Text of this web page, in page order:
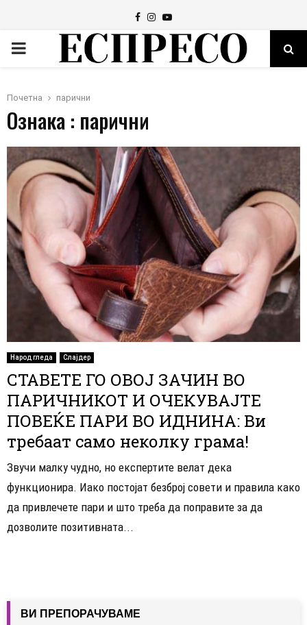
Facebook
Instagram
Youtube
PRIMARY
Почетна парични
Ознака : парични
Народ гледа Слајдер
СТАВЕТЕ ГО ОВОЈ ЗАЧИН ВО
ПАРИЧНИКОТ И ОЧЕКУВАЈТЕ
ПОВЕЌЕ ПАРИ ВО ИДНИНА: Ви
требаат само неколку грама!
Звучи малку чудно, но експертите велат дека
функционира. Иако постојат безброј совети и правила како
да привлечете пари и што треба да поправите за да
дозволите позитивната...
ВИ ПРЕПОРАЧУВАМЕ